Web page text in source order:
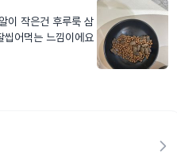
어먹는 느낌이에요